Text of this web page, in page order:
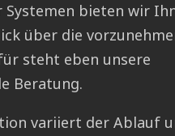
Systemen bieten wir
über die
steht eben unsere
Beratung.
variiert der Ablauf